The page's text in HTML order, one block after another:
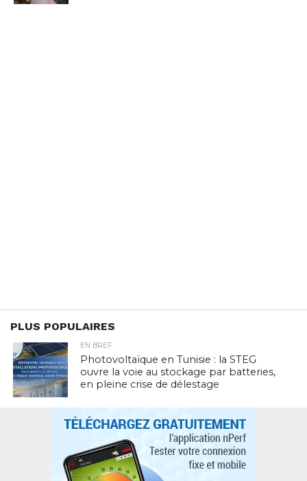
PLUS POPULAIRES
EN BREF
Photovoltaïque en Tunisie : la STEG
ouvre la voie au stockage par batteries,
en pleine crise de délestage